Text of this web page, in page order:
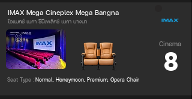
IMAX Mega Cineplex Mega Bangna
ไอแมกซ์ เมกา ซีนีเพล็กซ์ เมกา บางนา
Cinema
8
Seat Type :Normal, Honeymoon, Premium, Opera Chair